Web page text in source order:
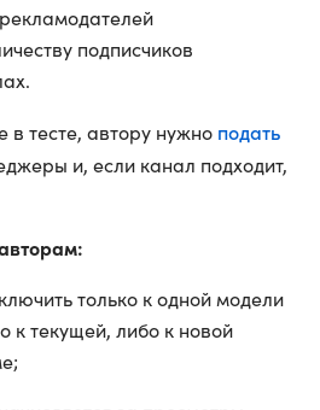
подписчиков
в тесте, автору нужно подать
и, если канал подходит,
только к одной модели
к текущей, либо к новой